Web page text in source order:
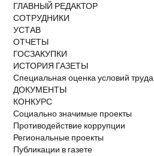
ГЛАВНЫЙ РЕДАКТОР
СОТРУДНИКИ
УСТАВ
ОТЧЕТЫ
ГОСЗАКУПКИ
ИСТОРИЯ ГАЗЕТЫ
Специальная оценка условий труда
ДОКУМЕНТЫ
КОНКУРС
Социально значимые проекты
Противодействие коррупции
Региональные проекты
Публикации в газете